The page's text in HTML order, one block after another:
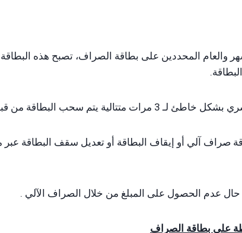
والعام المحددين على بطاقة الصراف، تصبح هذه
من قبل الجهاز وفي هذه الحال ينبغي مراجعة الفرع.
صراف آلي أو إيقاف البطاقة أو تعديل سقف البطاقة عبر
عدم الحصول على المبلغ من خلال الصراف الآلي .
على بطاقة الصراف